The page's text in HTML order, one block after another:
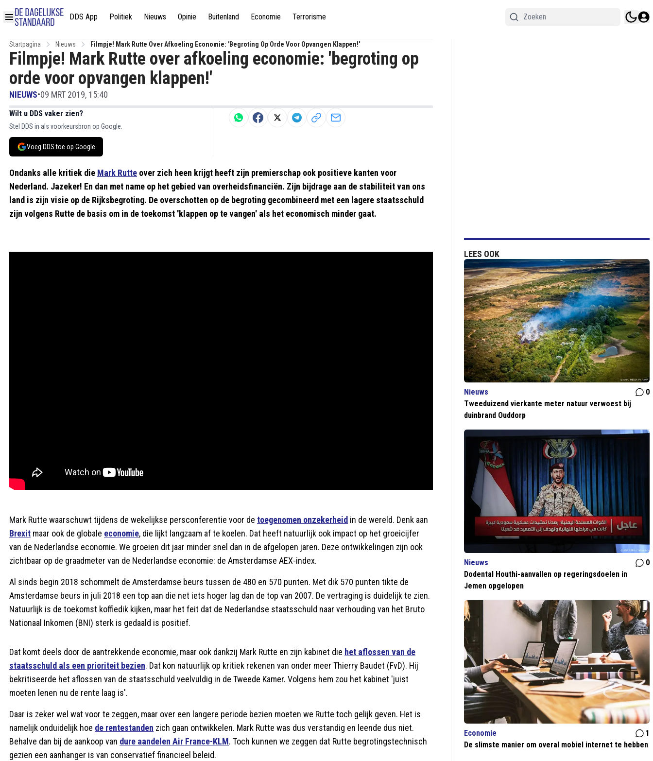
DDS App Politiek Nieuws Opinie Buitenland Economie Terrorisme
Startpagina Nieuws Filmpje! Mark Rutte Over Afkoeling Economie: 'begroting Op Orde Voor Opvangen Klappen!'
Filmpje! Mark Rutte over afkoeling economie: 'begroting op
orde voor opvangen klappen!'
NIEUWS•09 MRT 2019, 15:40
Wilt u DDS vaker zien?
Stel DDS in als voorkeursbron op Google.
Voeg DDS toe op Google
Ondanks alle kritiek die Mark Rutte over zich heen krijgt heeft zijn premierschap ook positieve kanten voor
Nederland. Jazeker! En dan met name op het gebied van overheidsfinanciën. Zijn bijdrage aan de stabiliteit van ons
land is zijn visie op de Rijksbegroting. De overschotten op de begroting gecombineerd met een lagere staatsschuld
zijn volgens Rutte de basis om in de toekomst 'klappen op te vangen' als het economisch minder gaat.
Mark Rutte waarschuwt tijdens de wekelijkse persconferentie voor de toegenomen onzekerheid in de wereld. Denk aan
Brexit maar ook de globale economie, die lijkt langzaam af te koelen. Dat heeft natuurlijk ook impact op het groeicijfer
van de Nederlandse economie. We groeien dit jaar minder snel dan in de afgelopen jaren. Deze ontwikkelingen zijn ook
zichtbaar op de graadmeter van de Nederlandse economie: de Amsterdamse AEX-index.
Al sinds begin 2018 schommelt de Amsterdamse beurs tussen de 480 en 570 punten. Met dik 570 punten tikte de
Amsterdamse beurs in juli 2018 een top aan die net iets hoger lag dan de top van 2007. De vertraging is duidelijk te zien.
Natuurlijk is de toekomst koffiedik kijken, maar het feit dat de Nederlandse staatsschuld naar verhouding van het Bruto
Nationaal Inkomen (BNI) sterk is gedaald is positief.
Dat komt deels door de aantrekkende economie, maar ook dankzij Mark Rutte en zijn kabinet die het aflossen van de
staatsschuld als een prioriteit bezien. Dat kon natuurlijk op kritiek rekenen van onder meer Thierry Baudet (FvD). Hij
bekritiseerde het aflossen van de staatsschuld veelvuldig in de Tweede Kamer. Volgens hem zou het kabinet 'juist
moeten lenen nu de rente laag is'.
Daar is zeker wel wat voor te zeggen, maar over een langere periode bezien moeten we Rutte toch gelijk geven. Het is
namelijk onduidelijk hoe de rentestanden zich gaan ontwikkelen. Mark Rutte was dus verstandig en leende dus niet.
Behalve dan bij de aankoop van dure aandelen Air France-KLM. Toch kunnen we zeggen dat Rutte begrotingstechnisch
gezien een aanhanger is van conservatief financieel beleid.
LEES OOK
Nieuws
0
Tweeduizend vierkante meter natuur verwoest bij
duinbrand Ouddorp
Nieuws
0
Dodental Houthi-aanvallen op regeringsdoelen in
Jemen opgelopen
Economie
1
De slimste manier om overal mobiel internet te hebben